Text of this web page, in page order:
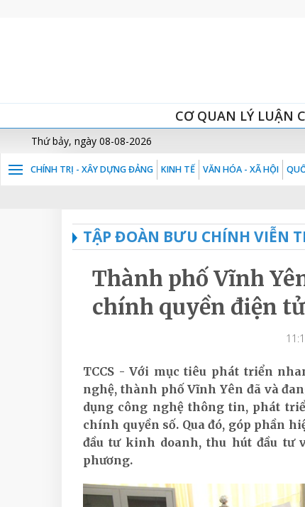
CƠ QUAN LÝ LUẬN
Thứ bảy, ngày 08-08-2026
CHÍNH TRỊ - XÂY DỰNG ĐẢNG KINH TẾ VĂN HÓA - XÃ HỘI
TẬP ĐOÀN BƯU CHÍNH VIỄN
Thành phố Vĩnh
chính quyền điện
TCCS - Với mục tiêu phát triển
nghệ, thành phố Vĩnh Yên đã và
dụng công nghệ thông tin, phát
chính quyền số. Qua đó, góp phần
đầu tư kinh doanh, thu hút đầu
phương.